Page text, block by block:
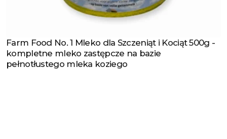
Zobacz produkt
Farm Food No. 1 Mleko dla Szczeniąt i Kociąt 500g -
kompletne mleko zastępcze na bazie
pełnotłustego mleka koziego